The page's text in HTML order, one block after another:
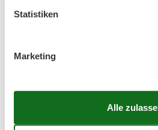
Freistehend
Angeln
Statistiken
Marketing